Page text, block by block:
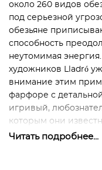
около 260 видов
под серьезной
обезьяне
способность
неутомимая
художников Lladró
внимание этим
фарфоре с
игривый,
которым они
планета и все
Читать подробнее...